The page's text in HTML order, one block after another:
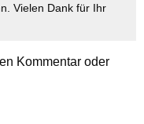
Vielen Dank für Ihr
Kommentar oder